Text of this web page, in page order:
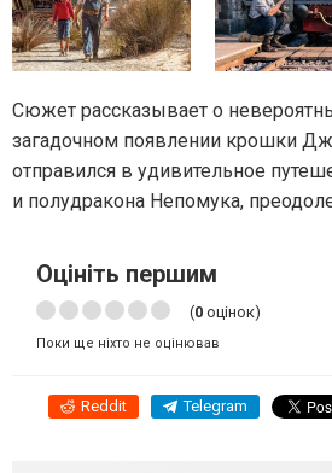
Сюжет рассказывает о
загадочном появлении крошки
отправился в удивительное
и полудракона Непомука,
Оцініть першим
(0 оцінок)
Поки ще ніхто не оцінював
Reddit Telegram